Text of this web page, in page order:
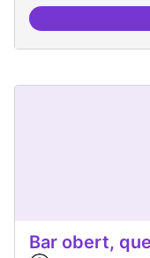
Bar obert,